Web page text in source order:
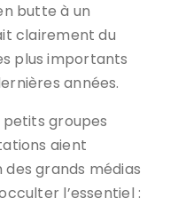
butte à un
clairement du
plus importants
années.
groupes
aient
grands médias
l’essentiel :